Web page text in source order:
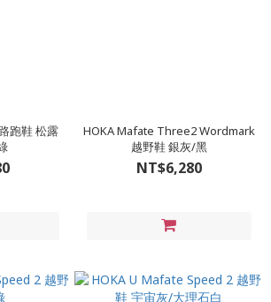
跑鞋 松露
HOKA Mafate Three2 Wordmark
越野鞋 銀灰/黑
NT$6,280